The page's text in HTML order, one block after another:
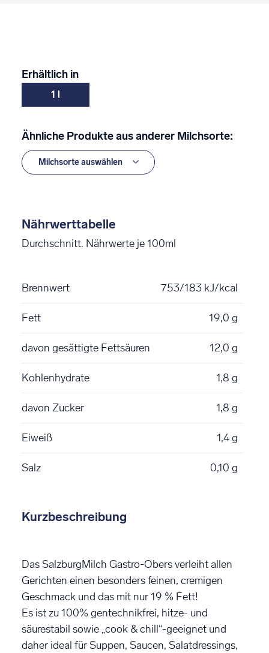
Erhältlich in
1 l
Ähnliche Produkte aus anderer Milchsorte:
Nährwerttabelle
Durchschnitt. Nährwerte je 100ml
Brennwert 753/183 kJ/kcal
Fett 19,0 g
davon gesättigte Fettsäuren 12,0 g
Kohlenhydrate 1,8 g
davon Zucker 1,8 g
Eiweiß 1,4 g
Salz 0,10 g
Kurzbeschreibung
Das SalzburgMilch Gastro-Obers verleiht allen
Gerichten einen besonders feinen, cremigen
Geschmack und das mit nur 19 % Fett!
Es ist zu 100% gentechnikfrei, hitze- und
säurestabil sowie „cook & chill“-geeignet und
daher ideal für Suppen, Saucen, Salatdressings,